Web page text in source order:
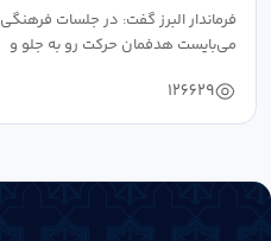
فرماندار البرز گفت: در جلسات فرهنگی
می‌بایست هدفمان حرکت رو به جلو و
126629